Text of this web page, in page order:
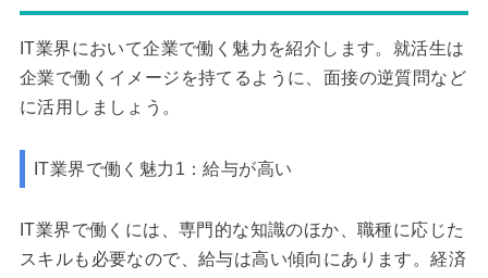
IT業界において企業で働く魅力を紹介します。就活生は
企業で働くイメージを持てるように、面接の逆質問など
に活用しましょう。
IT業界で働く魅力1：給与が高い
IT業界で働くには、専門的な知識のほか、職種に応じた
スキルも必要なので、給与は高い傾向にあります。経済